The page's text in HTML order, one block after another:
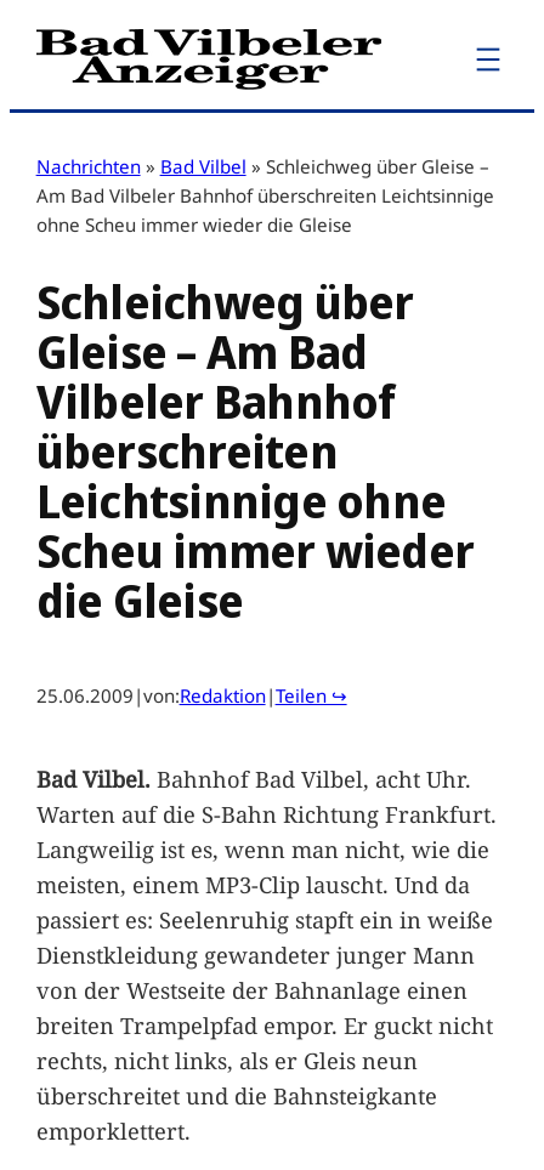
Zum
Inhalt
Nachrichten » Bad Vilbel » Schleichweg über Gleise –
Am Bad Vilbeler Bahnhof überschreiten Leichtsinnige
ohne Scheu immer wieder die Gleise
Schleichweg über
Gleise – Am Bad
Vilbeler Bahnhof
überschreiten
Leichtsinnige ohne
Scheu immer wieder
die Gleise
25.06.2009 |von:Redaktion|Teilen ↪
Bad Vilbel.Bahnhof Bad Vilbel, acht Uhr.
Warten auf die S-Bahn Richtung Frankfurt.
Langweilig ist es, wenn man nicht, wie die
meisten, einem MP3-Clip lauscht. Und da
passiert es: Seelenruhig stapft ein in weiße
Dienstkleidung gewandeter junger Mann
von der Westseite der Bahnanlage einen
breiten Trampelpfad empor. Er guckt nicht
rechts, nicht links, als er Gleis neun
überschreitet und die Bahnsteigkante
emporklettert.